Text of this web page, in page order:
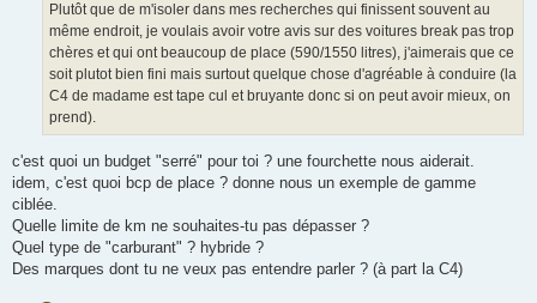
Plutôt que de m'isoler dans mes recherches qui finissent souvent au
même endroit, je voulais avoir votre avis sur des voitures break pas trop
chères et qui ont beaucoup de place (590/1550 litres), j'aimerais que ce
soit plutot bien fini mais surtout quelque chose d'agréable à conduire (la
C4 de madame est tape cul et bruyante donc si on peut avoir mieux, on
prend).
c'est quoi un budget "serré" pour toi ? une fourchette nous aiderait.
idem, c'est quoi bcp de place ? donne nous un exemple de gamme
ciblée.
Quelle limite de km ne souhaites-tu pas dépasser ?
Quel type de "carburant" ? hybride ?
Des marques dont tu ne veux pas entendre parler ? (à part la C4)